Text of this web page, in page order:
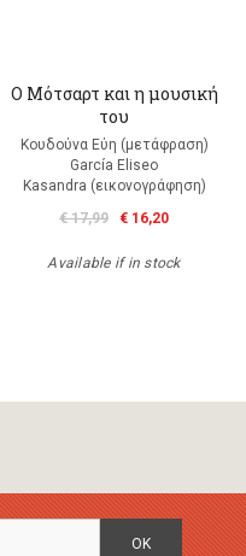
Ο Μότσαρτ και η μουσική
του
Κουδούνα Εύη (μετάφραση)
García Eliseo
Kasandra (εικονογράφηση)
€ 17,99
€ 16,20
Available if in stock
OK